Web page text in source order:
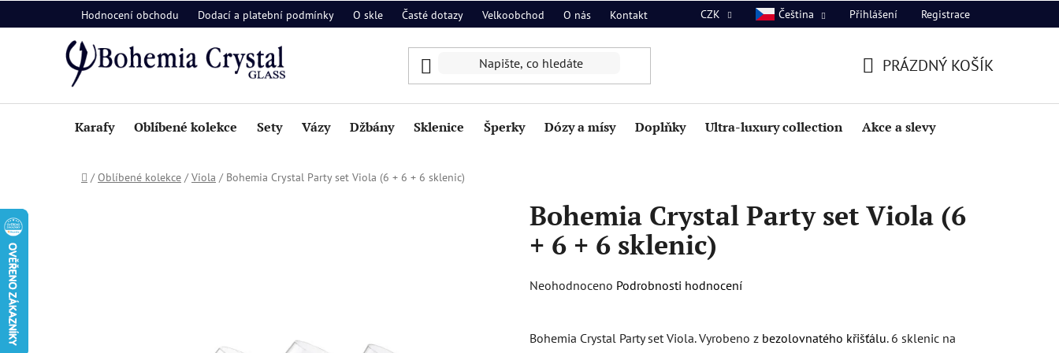
na
Hodnocení obchodu Dodací a platební podmínky O skle Časté dotazy Velkoobchod O nás Kontakt CZK Čeština Přihlášení Registrace
KOŠÍK
PRÁZDNÝ KOŠÍK
Karafy Oblíbené kolekce Sety Vázy Džbány Sklenice Šperky Dózy a mísy Doplňky Ultra-luxury collection Akce a slevy
Domů
/ Oblíbené kolekce / Viola / Bohemia Crystal Party set Viola (6 + 6 + 6 sklenic)
Bohemia Crystal Party set Viola (6
+ 6 + 6 sklenic)
Průměrné
je
Neohodnoceno Podrobnosti hodnocení
Bohemia Crystal Party set Viola. Vyrobeno z bezolovnatého křišťálu. 6 sklenic na